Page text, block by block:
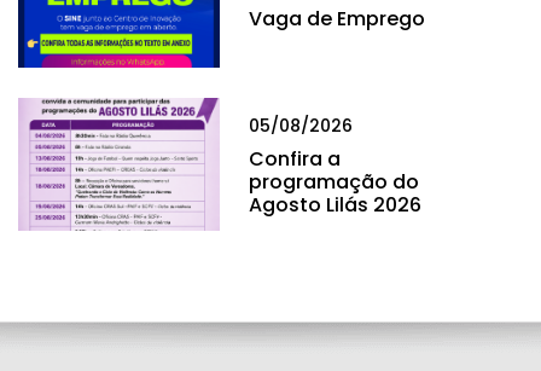
Vaga de Emprego
05/08/2026
Confira a
programação do
Agosto Lilás 2026